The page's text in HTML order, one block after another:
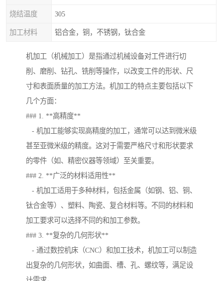
烧结温度 305
加工材料 铝合金，铜，不锈钢，钛合金
机加工（机械加工）是指通过机械设备对工件进行切
削、磨削、钻孔、铣削等操作，以改变工件的形状、尺
寸和表面质量的加工方法。机加工的特点主要包括以下
几个方面：
### 1. **高精度**
- 机加工能够实现高精度的加工，通常可以达到微米级
甚至亚微米级的精度。这对于需要严格尺寸和形状要求
的零件（如、精密仪器等领域）至关重要。
### 2. **广泛的材料适用性**
- 机加工适用于多种材料，包括金属（如钢、铝、铜、
钛合金等）、塑料、陶瓷、复合材料等。不同的材料和
加工要求可以选择不同的和加工参数。
### 3. **复杂的几何形状**
- 通过数控机床（CNC）和加工技术，机加工可以制造
出复杂的几何形状，如曲面、槽、孔、螺纹等，满足设